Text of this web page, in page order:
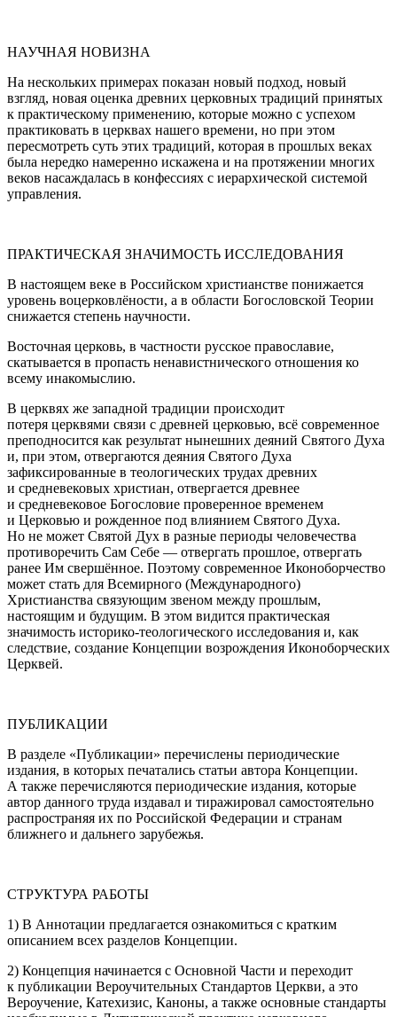
НАУЧНАЯ НОВИЗНА
На нескольких примерах показан новый подход, новый
взгляд, новая оценка древних церковных традиций принятых
к практическому применению, которые можно с успехом
практиковать в церквах нашего времени, но при этом
пересмотреть суть этих традиций, которая в прошлых веках
была нередко намеренно искажена и на протяжении многих
веков насаждалась в конфессиях с иерархической системой
управления.
ПРАКТИЧЕСКАЯ ЗНАЧИМОСТЬ ИССЛЕДОВАНИЯ
В настоящем веке в Российском христианстве понижается
уровень воцерковлёности, а в области Богословской Теории
снижается степень научности.
Восточная церковь, в частности русское православие,
скатывается в пропасть ненавистнического отношения ко
всему инакомыслию.
В церквях же западной традиции происходит
потеря церквями связи с древней церковью, всё современное
преподносится как результат нынешних деяний Святого Духа
и, при этом, отвергаются деяния Святого Духа
зафиксированные в теологических трудах древних
и средневековых христиан, отвергается древнее
и средневековое Богословие проверенное временем
и Церковью и рожденное под влиянием Святого Духа.
Но не может Святой Дух в разные периоды человечества
противоречить Сам Себе — отвергать прошлое, отвергать
ранее Им свершённое. Поэтому современное Иконоборчество
может стать для Всемирного (Международного)
Христианства связующим звеном между прошлым,
настоящим и будущим. В этом видится практическая
значимость историко-теологического исследования и, как
следствие, создание Концепции возрождения Иконоборческих
Церквей.
ПУБЛИКАЦИИ
В разделе «Публикации» перечислены периодические
издания, в которых печатались статьи автора Концепции.
А также перечисляются периодические издания, которые
автор данного труда издавал и тиражировал самостоятельно
распространяя их по Российской Федерации и странам
ближнего и дальнего зарубежья.
СТРУКТУРА РАБОТЫ
1) В Аннотации предлагается ознакомиться с кратким
описанием всех разделов Концепции.
2) Концепция начинается с Основной Части и переходит
к публикации Вероучительных Стандартов Церкви, а это
Вероучение, Катехизис, Каноны, а также основные стандарты